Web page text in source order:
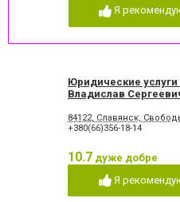
Я
Юридические
Владислав
84122, Славянск,
+380(66)356-18-14
10.7 дуже добре
Я